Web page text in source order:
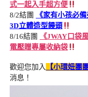
式一起入手超方便
8/2結團
《家有小孩必
3D立體造型饅頭
8/16結團
《JWAY口袋
電壓贈專屬收納袋
歡迎您加入 【小環妞團
消息！